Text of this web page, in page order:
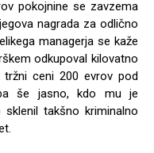
pokojnine se zavzema
nagrada za odlično
managerja se kaže
odkupoval kilovatno
ceni 200 evrov pod
še jasno, kdo mu je
takšno kriminalno